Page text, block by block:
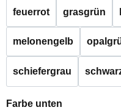
feuerrot grasgrün
melonengelb
schiefergrau
Farbe unten